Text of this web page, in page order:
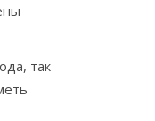
так